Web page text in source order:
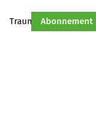
Traumtraktor Hof-
Abonnement